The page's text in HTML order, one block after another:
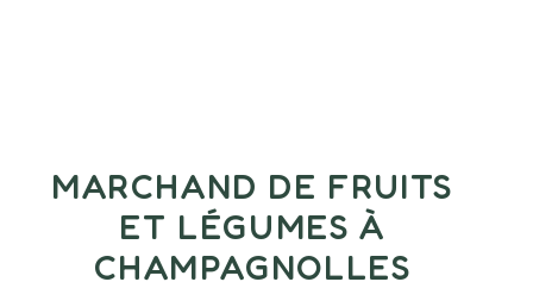
MARCHAND DE FRUITS
ET LÉGUMES À
CHAMPAGNOLLES